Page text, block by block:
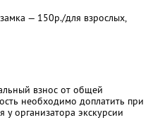
— 150р./для взрослых,
взнос от общей
необходимо доплатить при
организатора экскурсии